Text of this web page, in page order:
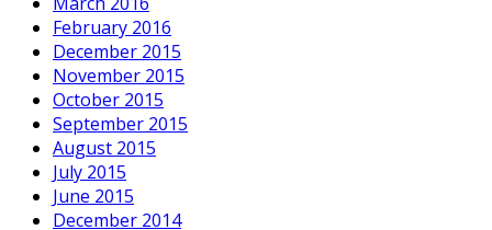
February 2016
December 2015
November 2015
October 2015
September 2015
August 2015
July 2015
June 2015
December 2014